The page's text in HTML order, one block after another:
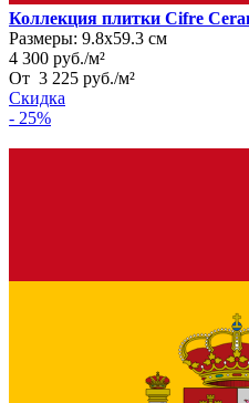
Коллекция плитки Cifre
Размеры: 9.8х59.3 см
4 300 руб./м²
От 3 225 руб./м²
Скидка
- 25%